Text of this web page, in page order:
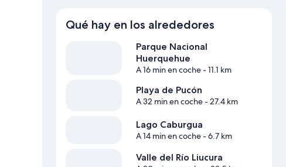
Qué hay en los alrededores
Parque Nacional
Huerquehue
A 16 min en coche- 11.1 km
Playa de Pucón
A 32 min en coche- 27.4 km
Lago Caburgua
A 14 min en coche- 6.7 km
Valle del Río Liucura